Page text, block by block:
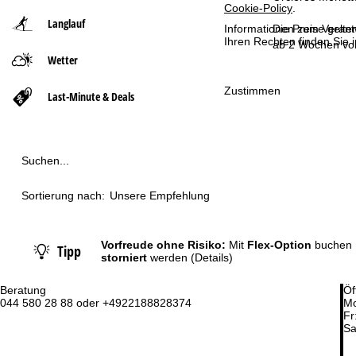
Cookie-Policy
Informationen zum
Ihren Rechten finden Sie
Zustimmen
Beratung
044 580 28 88 oder +4922188828374
Langlauf
Wetter
Last-Minute & Deals
t
Die Preise
ab 2 Wochen
Suchen...
Sortierung nach: Unsere Empfehlung
Tipp Vorfreude ohne Risiko: Mit Flex-Option buchen
storniertwerden (Details)